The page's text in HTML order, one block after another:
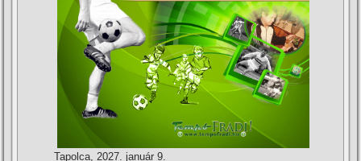
Tapolca, 2027. január 9.